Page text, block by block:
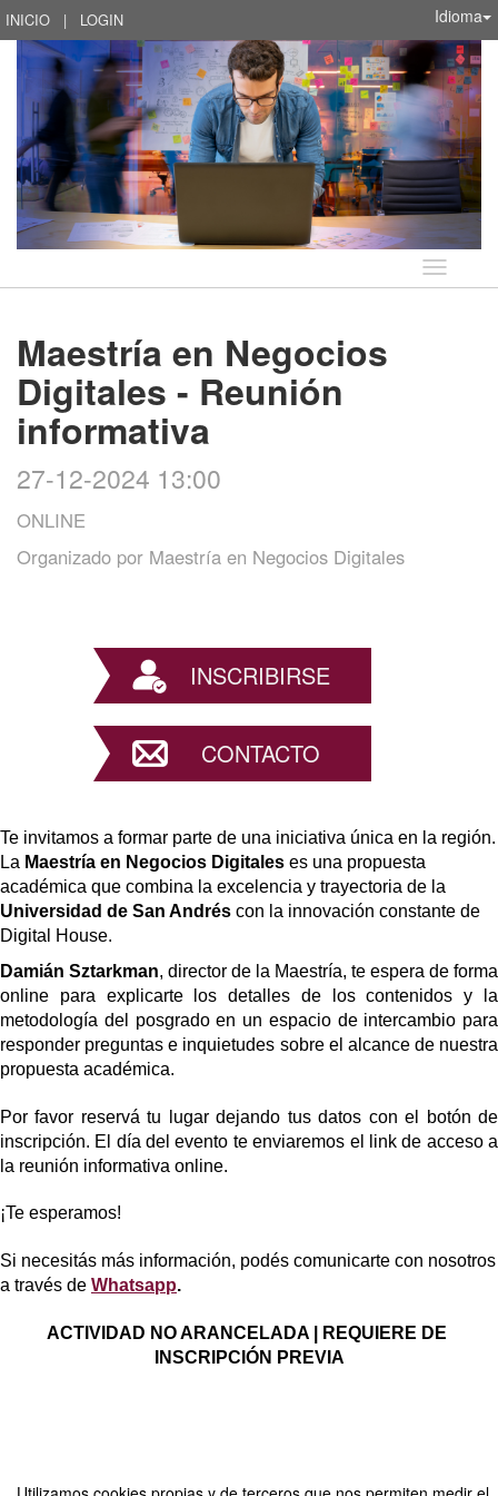
INICIO | LOGIN Idioma
Idioma
Maestría en Negocios
Digitales - Reunión
informativa
27-12-2024 13:00
ONLINE
Organizado por Maestría en Negocios Digitales
INSCRIBIRSE
CONTACTO
Te invitamos a formar parte de una iniciativa única en la región.
La Maestría en Negocios Digitales es una propuesta
Universidad de San Andrés con la innovación constante de
Digital House.
Damián Sztarkman, director de la Maestría, te espera de forma
online para explicarte los detalles de los contenidos y la
metodología del posgrado en un espacio de intercambio para
responder preguntas e inquietudes sobre el alcance de nuestra
propuesta académica.
Por favor reservá tu lugar dejando tus datos con el botón de
inscripción. El día del evento te enviaremos el link de acceso a
la reunión informativa online.
¡Te esperamos!
Si necesitás más información, podés comunicarte con nosotros
a través de Whatsapp.
ACTIVIDAD NO ARANCELADA | REQUIERE DE
INSCRIPCIÓN PREVIA